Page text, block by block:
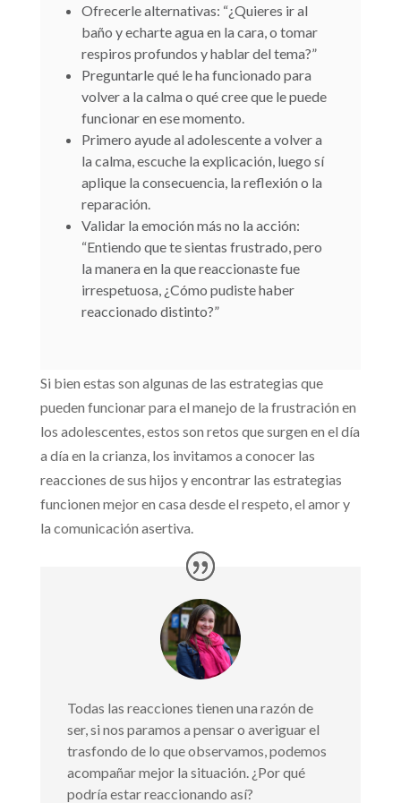
Ofrecerle alternativas: “¿Quieres ir al
baño y echarte agua en la cara, o tomar
respiros profundos y hablar del tema?”
Preguntarle qué le ha funcionado para
volver a la calma o qué cree que le puede
funcionar en ese momento.
Primero ayude al adolescente a volver a
la calma, escuche la explicación, luego sí
aplique la consecuencia, la reflexión o la
reparación.
Validar la emoción más no la acción:
“Entiendo que te sientas frustrado, pero
la manera en la que reaccionaste fue
irrespetuosa, ¿Cómo pudiste haber
reaccionado distinto?”
Si bien estas son algunas de las estrategias que
pueden funcionar para el manejo de la frustración en
los adolescentes, estos son retos que surgen en el día
a día en la crianza, los invitamos a conocer las
reacciones de sus hijos y encontrar las estrategias
funcionen mejor en casa desde el respeto, el amor y
la comunicación asertiva.
Todas las reacciones tienen una razón de
ser, si nos paramos a pensar o averiguar el
trasfondo de lo que observamos, podemos
acompañar mejor la situación. ¿Por qué
podría estar reaccionando así?